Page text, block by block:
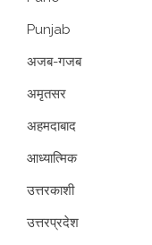
Punjab
अजब-गजब
अमृतसर
अहमदाबाद
आध्यात्मिक
उत्तरकाशी
उत्तरप्रदेश